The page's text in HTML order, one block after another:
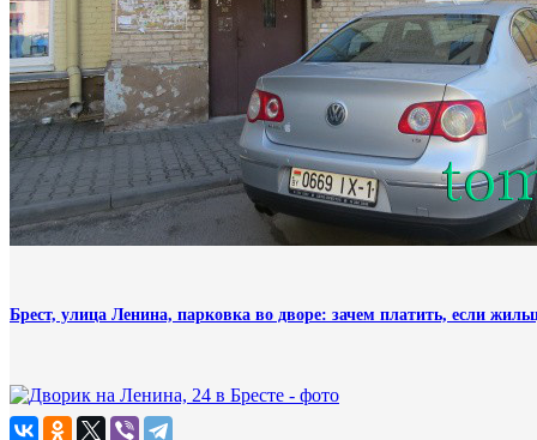
Брест, улица Ленина, парковка во дворе: зачем платить, если